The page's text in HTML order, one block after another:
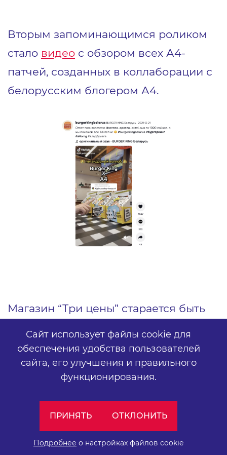
Вторым запоминающимся роликом
стало видео с обзором всех А4-
патчей, созданных в коллаборации с
белорусским блогером А4.
Магазин “Три цены” старается быть
полезным для своих подписчиков в
TikTok. Актуальный для декабря
роликпо упаковке новогодних
подарков вырвался вперед.
Оказывается, упаковать подарок
можно очень легко и быстро: “Раз —
и готово!” ― говорит магазин “Три
Сайт использует файлы cookie для
обеспечения удобства пользователей
сайта, его улучшения и правильного
функционирования.
ПРИНЯТЬ ОТКЛОНИТЬ
Подробнее о настройках файлов cookie